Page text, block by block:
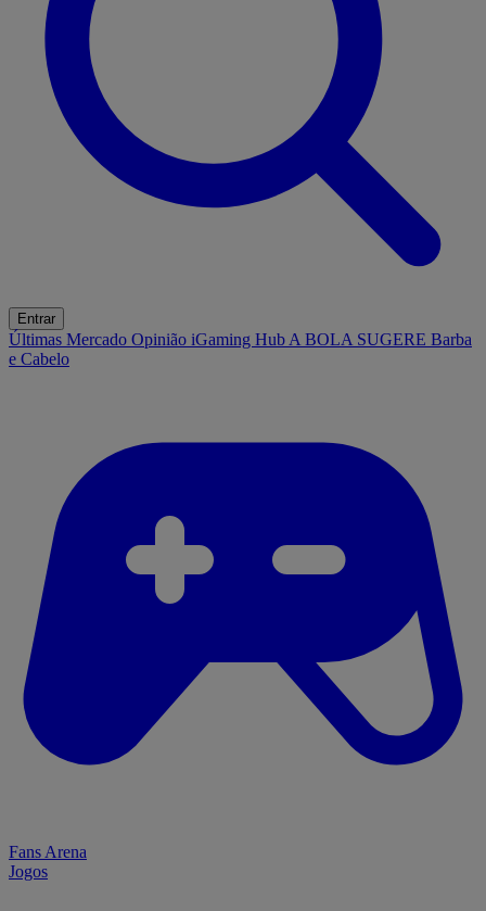
Entrar
Últimas Mercado Opinião iGaming Hub A BOLA SUGERE Barba
e Cabelo
Fans Arena
Jogos